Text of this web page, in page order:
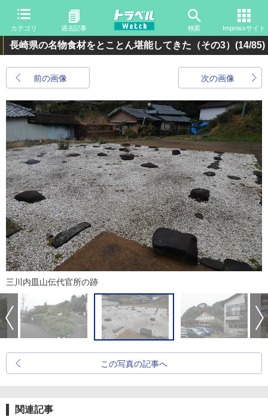
カテゴリ 過去記事 検索 Impressサイト
長崎県の名物食材をとことん堪能してきた（その3） (14/85)
前の画像 次の画像
三川内皿山伝代官所の跡
この写真の記事へ
関連記事